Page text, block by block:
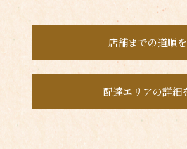
店舗までの道順
配達エリアの詳細